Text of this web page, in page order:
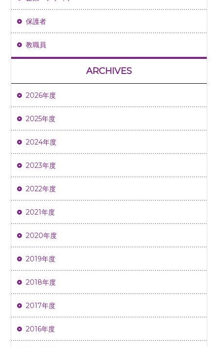
保護者
教職員
ARCHIVES
2026年度
2025年度
2024年度
2023年度
2022年度
2021年度
2020年度
2019年度
2018年度
2017年度
2016年度